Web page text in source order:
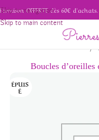
Skip to navigation
Skip to main content
Livraison OFFERTE dès 60€ d'achats.
Accueil/
Boucles
ÉPUIS
É